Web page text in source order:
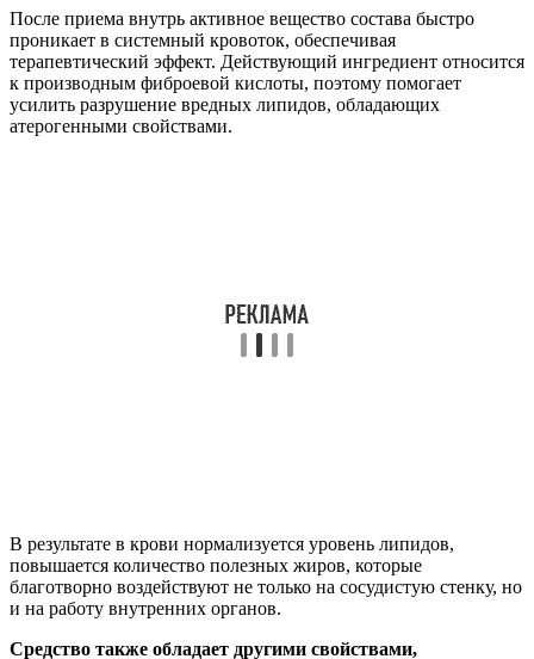
После приема внутрь активное вещество состава быстро
проникает в системный кровоток, обеспечивая
терапевтический эффект. Действующий ингредиент относится
к производным фиброевой кислоты, поэтому помогает
усилить разрушение вредных липидов, обладающих
атерогенными свойствами.
В результате в крови нормализуется уровень липидов,
повышается количество полезных жиров, которые
благотворно воздействуют не только на сосудистую стенку, но
и на работу внутренних органов.
Средство также обладает другими свойствами,